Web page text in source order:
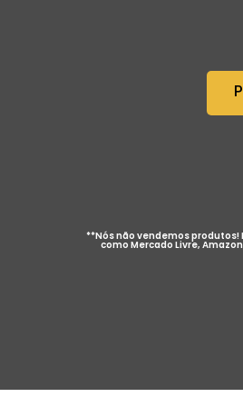
**Nós não vendemos
como Mercado Livre,